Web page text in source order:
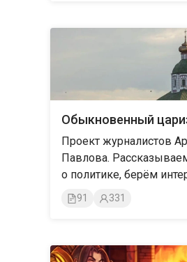
Обыкновенный
Проект журналистов
Павлова.
о политике, берём
91 331